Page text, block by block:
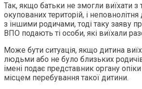
Так, якщо батьки не змогли виїхати з
окупованих територій, і
з іншими родичами, тоді таку заяву
ВПО подають ті особи, які виїхали
Може бути ситуація, якщо дитина
людьми або не було близьких родичів.
імені подає представник органу
місцем перебування такої дитини.